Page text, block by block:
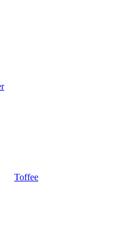
Toffee